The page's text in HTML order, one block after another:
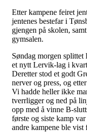
Etter kampene feiret
jentenes bestefar i
gjengen på skolen,
gymsalen.
Søndag morgen
et nytt Lervik-lag i
Deretter stod et godt
nerver og press, og
Vi hadde heller ikke
tverrligger og ned på
opp med å vinne B-
første og siste kamp
andre kampene ble